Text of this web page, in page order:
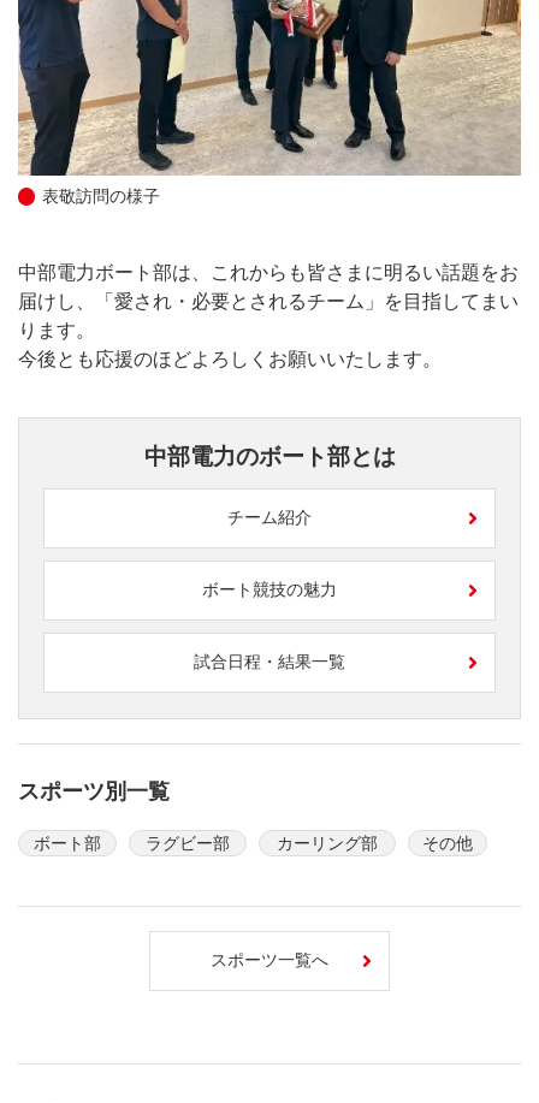
表敬訪問の様子
中部電力ボート部は、これからも皆さまに明るい話題をお
届けし、「愛され・必要とされるチーム」を目指してまい
ります。
今後とも応援のほどよろしくお願いいたします。
中部電力のボート部とは
チーム紹介
ボート競技の魅力
試合日程・結果一覧
スポーツ別一覧
ボート部 ラグビー部 カーリング部 その他
スポーツ一覧へ